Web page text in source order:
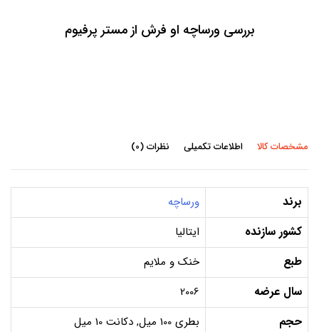
بررسی ورساچه او فرش از مستر پرفیوم
مشخصات کالا اطلاعات تکمیلی نظرات (0)
برند ورساچه
کشور سازنده ایتالیا
طبع خنک و ملایم
سال عرضه 2006
حجم بطری 100 میل, دکانت 10 میل